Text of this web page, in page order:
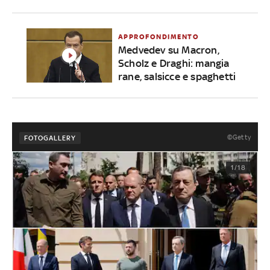
APPROFONDIMENTO
Medvedev su Macron,
Scholz e Draghi: mangia
rane, salsicce e spaghetti
FOTOGALLERY ©Getty
1/18